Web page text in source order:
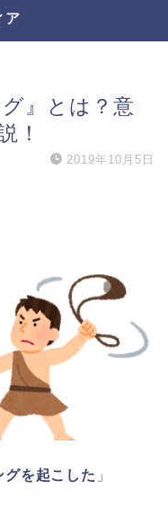
ア
』とは？意
！
2019年10月5日
グを起こした 」